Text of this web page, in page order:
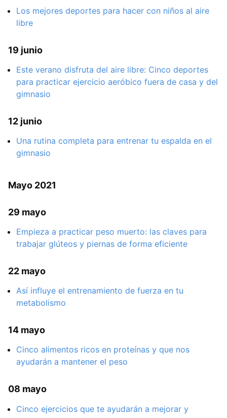
Los mejores deportes para hacer con niños al aire
libre
19 junio
Este verano disfruta del aire libre: Cinco deportes
para practicar ejercicio aeróbico fuera de casa y del
gimnasio
12 junio
Una rutina completa para entrenar tu espalda en el
gimnasio
Mayo 2021
29 mayo
Empieza a practicar peso muerto: las claves para
trabajar glúteos y piernas de forma eficiente
22 mayo
Así influye el entrenamiento de fuerza en tu
metabolismo
14 mayo
Cinco alimentos ricos en proteínas y que nos
ayudarán a mantener el peso
08 mayo
Cinco ejercicios que te ayudarán a mejorar y